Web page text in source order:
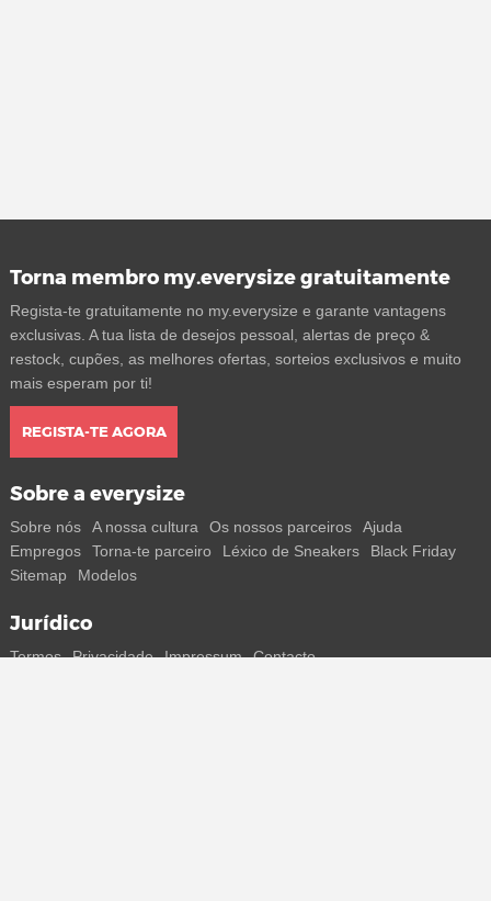
Torna membro my.everysize gratuitamente
Regista-te gratuitamente no my.everysize e garante vantagens
exclusivas. A tua lista de desejos pessoal, alertas de preço &
restock, cupões, as melhores ofertas, sorteios exclusivos e muito
mais esperam por ti!
REGISTA-TE AGORA
Sobre a everysize
Sobre nós A nossa cultura Os nossos parceiros
Ajuda
Empregos
Torna-te parceiro Léxico de Sneakers
Black Friday
Sitemap
Modelos
Jurídico
Termos Privacidade Impressum Contacto